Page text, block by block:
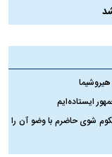
هیروشیما
ایستاده‌ایم
شوی حاضرم با وضو آن را